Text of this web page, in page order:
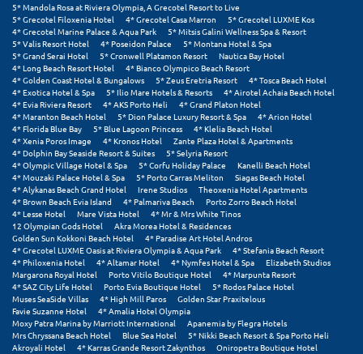
Κως
Λ
Λαγκάδια
Λακόπετρα Αχαΐας
Λακωνία
Λασίθι
Λεπτοκαρυά
Λέσβος
Λευκάδα
Λήμνος
Λίμνη Πλαστήρα
5* Mandola Rosa at Riviera Olympia, A Grecotel Resort to Live
5* Grecotel Filoxenia Hotel
4* Grecotel Casa Marron
5* Grecotel LUXME Kos
4* Grecotel Marine Palace & Aqua Park
5* Mitsis Galini Wellness Spa & Resort
5* Valis Resort Hotel
4* Poseidon Palace
5* Montana Hotel & Spa
5* Grand Serai Hotel
5* Cronwell Platamon Resort
Nautica Bay Hotel
4* Long Beach Resort Hotel
4* Bianco Olympico Beach Resort
4* Golden Coast Hotel & Bungalows
5* Zeus Eretria Resort
4* Tosca Beach Hotel
4* Exotica Hotel & Spa
5* Ilio Mare Hotels & Resorts
4* Airotel Achaia Beach Hotel
4* Evia Riviera Resort
4* AKS Porto Heli
4* Grand Platon Hotel
4* Maranton Beach Hotel
5* Dion Palace Luxury Resort & Spa
4* Arion Hotel
4* Florida Blue Bay
5* Blue Lagoon Princess
4* Klelia Beach Hotel
4* Xenia Poros Image
4* Kronos Hotel
Zante Plaza Hotel & Apartments
4* Dolphin Bay Seaside Resort & Suites
5* Selyria Resort
4* Olympic Village Hotel & Spa
5* Corfu Holiday Palace
Kanelli Beach Hotel
4* Mouzaki Palace Hotel & Spa
5* Porto Carras Meliton
Siagas Beach Hotel
4* Alykanas Beach Grand Hotel
Irene Studios
Theoxenia Hotel Apartments
4* Brown Beach Evia Island
4* Palmariva Beach
Porto Zorro Beach Hotel
4* Lesse Hotel
Mare Vista Hotel
4* Mr & Mrs White Tinos
12 Olympian Gods Hotel
Akra Morea Hotel & Residences
Golden Sun Kokkoni Beach Hotel
4* Paradise Art Hotel Andros
4* Grecotel LUXME Oasis at Riviera Olympia & Aqua Park
4* Stefania Beach Resort
4* Philoxenia Hotel
4* Altamar Hotel 4* Nymfes Hotel & Spa
Elizabeth Studios
Margarona Royal Hotel
Porto Vitilo Boutique Hotel
4* Marpunta Resort
4* SAZ City Life Hotel
Porto Evia Boutique Hotel
5* Rodos Palace Hotel
Muses SeaSide Villas
4* High Mill Paros
Golden Star Praxitelous
Favie Suzanne Hotel
4* Amalia Hotel Olympia
Moxy Patra Marina by Marriott International
Apanemia by Flegra Hotels
Mrs Chryssana Beach Hotel
Blue Sea Hotel
5* Nikki Beach Resort & Spa Porto Heli
Akroyali Hotel
4* Karras Grande Resort Zakynthos
Oniropetra Boutique Hotel